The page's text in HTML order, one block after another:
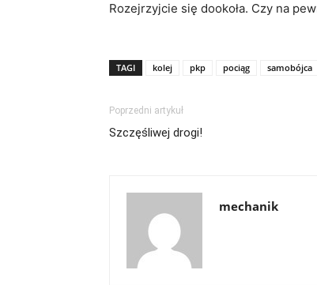
Rozejrzyjcie się dookoła. Czy na
TAGI kolej pkp pociąg samobójca
Poprzedni artykuł
Szczęśliwej drogi!
mechanik